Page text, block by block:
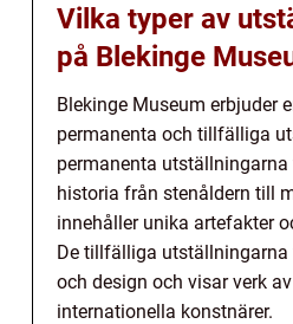
Vilka typer av
på Blekinge
Blekinge Museum erbjuder
permanenta och tillfälliga
permanenta utställningarna
historia från stenåldern till
innehåller unika artefakter
De tillfälliga
och design och visar verk
internationella konstnärer.